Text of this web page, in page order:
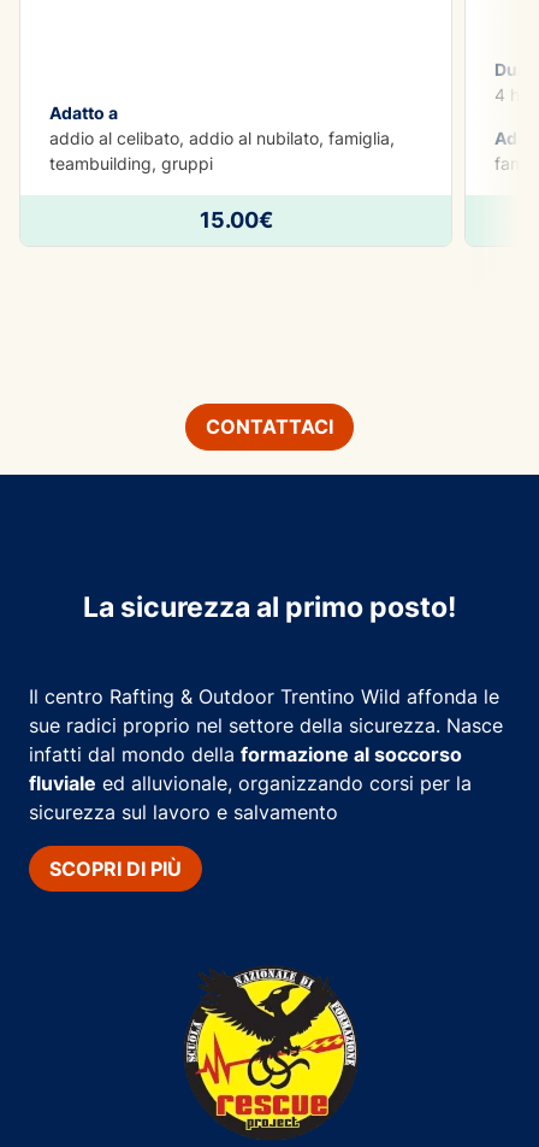
Adatto a
addio al celibato, addio al nubilato, famiglia,
teambuilding, gruppi
15.00€
4 h
CONTATTACI
La sicurezza al primo posto!
Il centro Rafting & Outdoor Trentino Wild affonda le
sue radici proprio nel settore della sicurezza. Nasce
infatti dal mondo della formazione al soccorso
fluviale ed alluvionale, organizzando corsi per la
sicurezza sul lavoro e salvamento
SCOPRI DI PIÙ